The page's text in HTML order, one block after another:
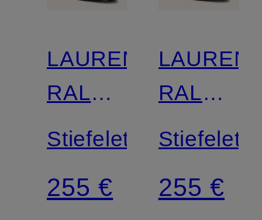
LAUREN
RALPH
LAUREN
Stiefeletten
255 €
LAUREN
RALPH
LAUREN
255 €